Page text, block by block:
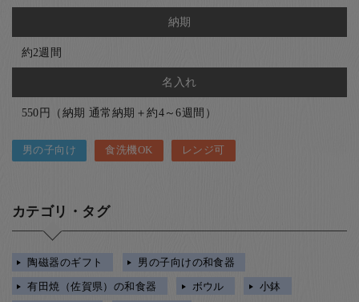
納期
約2週間
名入れ
550円（納期 通常納期＋約4～6週間）
男の子向け 食洗機OK レンジ可
カテゴリ・タグ
陶磁器のギフト
男の子向けの和食器
有田焼（佐賀県）の和食器
ボウル
小鉢